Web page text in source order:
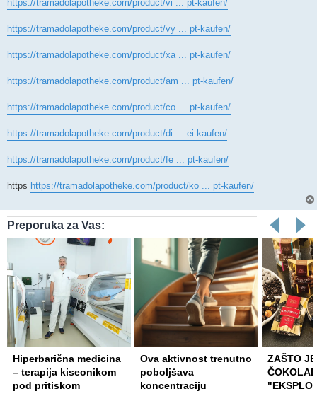
https://tramadolapotheke.com/product/vi ... pt-kaufen/
https://tramadolapotheke.com/product/vy ... pt-kaufen/
https://tramadolapotheke.com/product/xa ... pt-kaufen/
https://tramadolapotheke.com/product/am ... pt-kaufen/
https://tramadolapotheke.com/product/co ... pt-kaufen/
https://tramadolapotheke.com/product/di ... ei-kaufen/
https://tramadolapotheke.com/product/fe ... pt-kaufen/
https https://tramadolapotheke.com/product/ko ... pt-kaufen/
Preporuka za Vas:
Ova aktivnost trenutno
poboljšava
koncentraciju
ZAŠTO JE CENA
ČOKOLADE
"EKSPLODIRALA"?
Kako
plastika
organizam